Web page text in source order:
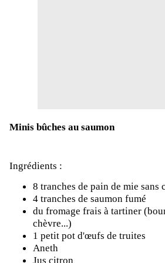
Minis bûches au saumon
Ingrédients :
8 tranches de pain de mie sans
4 tranches de saumon fumé
du fromage frais à tartiner
chèvre...)
1 petit pot d'œufs de truites
Aneth
Jus citron